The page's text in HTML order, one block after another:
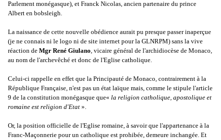
Parlement monégasque), et Franck Nicolas, ancien partenaire du prince
Albert en bobsleigh.
La naissance de cette nouvelle obédience aurait pu presque passer inaperçue
(je ne connais ni le logo ni de site internet pour la GLNRPM) sans la vive
réaction de Mgr René Giulano, vicaire général de l'archidiocèse de Monaco,
au nom de l'archevêché et donc de l'Eglise catholique.
Celui-ci rappelle en effet que la Principauté de Monaco, contrairement à la
République Française, n'est pas un état laïque mais, comme le stipule l'article
9 de la constitution monégasque que« la religion catholique, apostolique et
romaine est religion d'Etat ».
Or, la position officielle de l'Eglise romaine, à savoir que l'appartenance à la
Franc-Maçonnerie pour un catholique est prohibée, demeure inchangée. Et